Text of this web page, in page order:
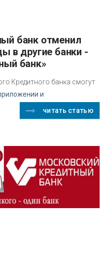
в другие банки -
банк»
Кредитного банка смогут
и
читать статью